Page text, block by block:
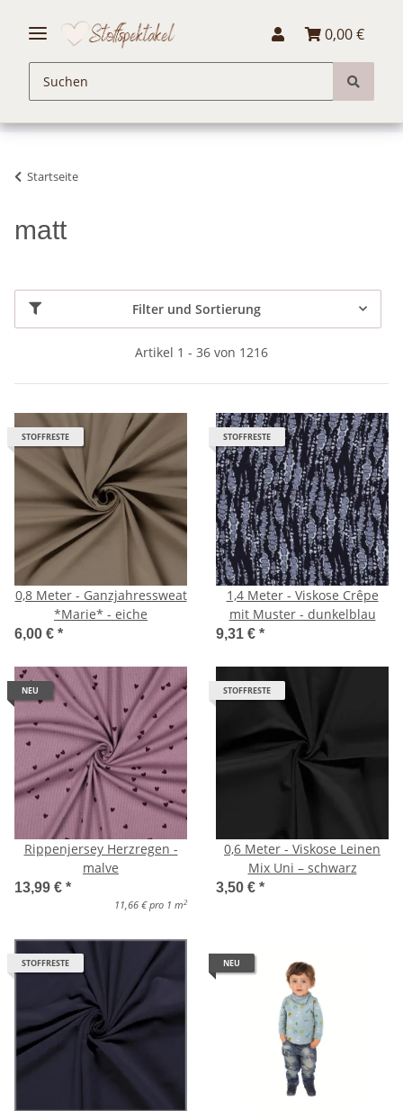
0,00 €
Startseite
matt
Filter und Sortierung
Artikel 1 - 36 von 1216
STOFFRESTE
0,8 Meter - Ganzjahressweat
*Marie* - eiche
6,00 € *
STOFFRESTE
1,4 Meter - Viskose Crêpe
mit Muster - dunkelblau
9,31 € *
NEU
Rippenjersey Herzregen -
malve
13,99 € *
11,66 € pro 1 m 2
STOFFRESTE
0,6 Meter - Viskose Leinen
Mix Uni – schwarz
3,50 € *
STOFFRESTE NEU